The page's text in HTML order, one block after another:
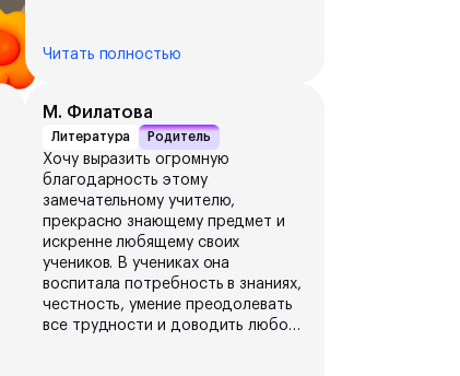
другой стороны, это и помогло
сочинения с наклеечками с
котятами:)) Анна Владимировна
буквально на одной волне с
учениками. За это качество я
очень сильно еë люблю!!
Читать полностью
М. Филатова
Литература Родитель
Хочу выразить огромную
благодарность этому
замечательному учителю,
прекрасно знающему предмет и
искренне любящему своих
учеников. В учениках она
воспитала потребность в знаниях,
честность, умение преодолевать
все трудности и доводить любое